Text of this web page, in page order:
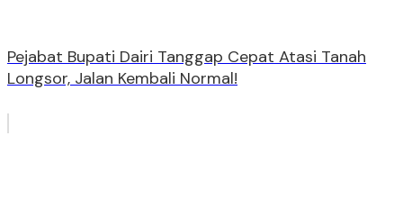
Pejabat Bupati Dairi Tanggap Cepat Atasi Tanah
Longsor, Jalan Kembali Normal!